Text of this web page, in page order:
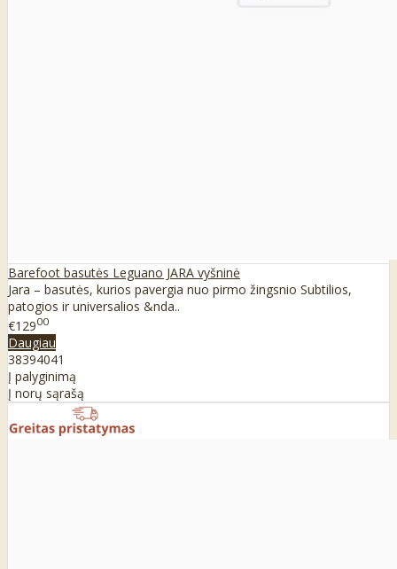
Barefoot basutės Leguano JARA vyšninė
Jara – basutės, kurios pavergia nuo pirmo žingsnio Subtilios,
patogios ir universalios &nda..
€12900
Daugiau
38394041
Į palyginimą
Į norų sąrašą